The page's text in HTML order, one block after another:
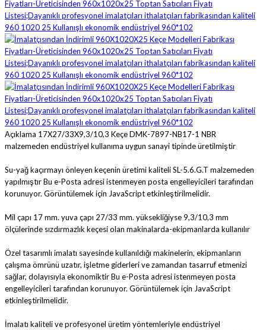
Açıklama 17X27/33X9,3/10,3 Keçe DMK-7897-NB17-1 NBR
malzemeden endüstriyel kullanıma uygun sanayi tipinde üretilmiştir
Su-yağ kaçırmayı önleyen keçenin üretimi kaliteli SL-5.6.G.T malzemeden
yapılmıştırBu e-Posta adresi istenmeyen posta engelleyicileri tarafından
korunuyor. Görüntülemek için JavaScript etkinleştirilmelidir.
Mil çapı 17 mm. yuva çapı 27/33 mm. yüksekliğiyse 9,3/10,3 mm
ölçülerinde sızdırmazlık keçesi olan makinalarda-ekipmanlarda kullanılır
Özel tasarımlı imalatı sayesinde kullanıldığı makinelerin, ekipmanların
çalışma ömrünü uzatır, işletme giderleri ve zamandan tasarruf etmenizi
sağlar, dolayısıyla ekonomiktirBu e-Posta adresi istenmeyen posta
engelleyicileri tarafından korunuyor. Görüntülemek için JavaScript
etkinleştirilmelidir.
İmalatı kaliteli ve profesyonel üretim yöntemleriyle endüstriyel